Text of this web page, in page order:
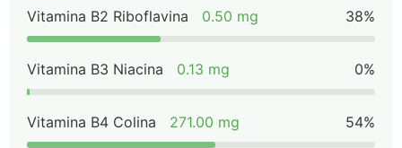
Vitamina B2 Riboflavina 0.50 mg 38%
Vitamina B3 Niacina 0.13 mg 0%
Vitamina B4 Colina 271.00 mg 54%